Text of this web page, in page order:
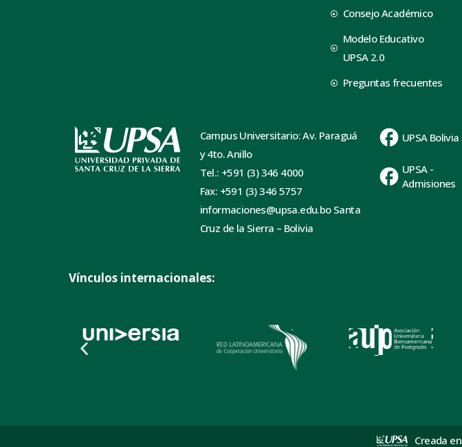
Consejo Académico
Modelo Educativo
UPSA 2.0
Preguntas frecuentes
Campus Universitario: Av. Paraguá
y 4to. Anillo
Tel.: +591 (3) 346 4000
Fax: +591 (3) 346 5757
informaciones@upsa.edu.bo Santa
Cruz de la Sierra – Bolivia
UPSA Bolivia
UPSA -
Admisiones
Vínculos internacionales:
Creada en